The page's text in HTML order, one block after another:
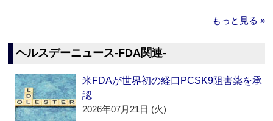
もっと見る »
ヘルスデーニュース‐FDA関連‐
米FDAが世界初の経口PCSK9阻害薬を承
認
2026年07月21日 (火)